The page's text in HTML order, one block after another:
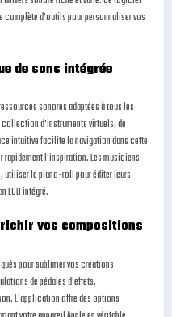
complète d'outils pour personnaliser vos
de sons intégrée
sonores adaptées à tous les
d'instruments virtuels, de
intuitive facilite la navigation dans cette
rapidement l'inspiration. Les musiciens
utiliser le piano-roll pour éditer leurs
LCD intégré.
vos compositions
pour sublimer vos créations
de pédales d'effets,
L'application offre des options